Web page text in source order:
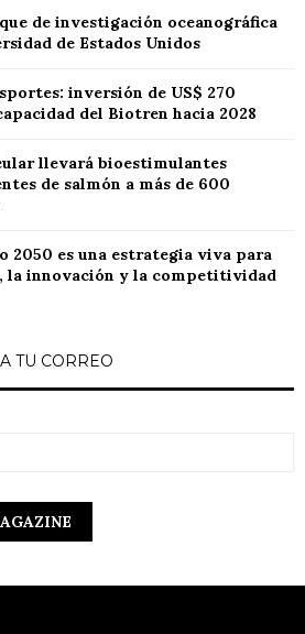
de investigación oceanográfica
de Estados Unidos
inversión de US$ 270
del Biotren hacia 2028
llevará bioestimulantes
de salmón a más de 600
2050 es una estrategia viva para
la innovación y la competitividad
TU CORREO